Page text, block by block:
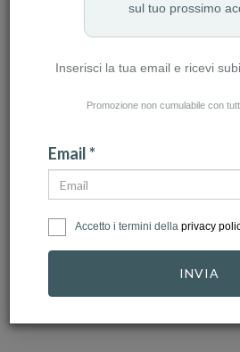
click to
ARMANI
sul tuo prossimo
Inserisci la tua email e ricevi
Promozione non cumulabile con
Email *
Accetto i termini della privacy
INVIA